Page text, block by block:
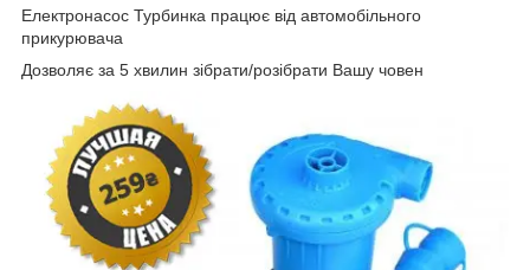
Електронасос Турбинка працює від автомобільного
прикурювача
Дозволяє за 5 хвилин зібрати/розібрати Вашу човен